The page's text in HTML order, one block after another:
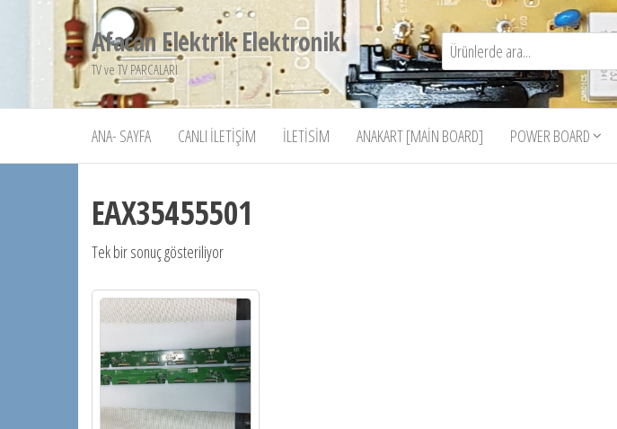
Afacan Elektrik Elektronik
TV ve TV PARCALARI
ANA- SAYFA CANLI İLETIŞIM İLETISIM ANAKART [MAIN BOARD] POWER BOARD
EAX35455501
Tek bir sonuç gösteriliyor